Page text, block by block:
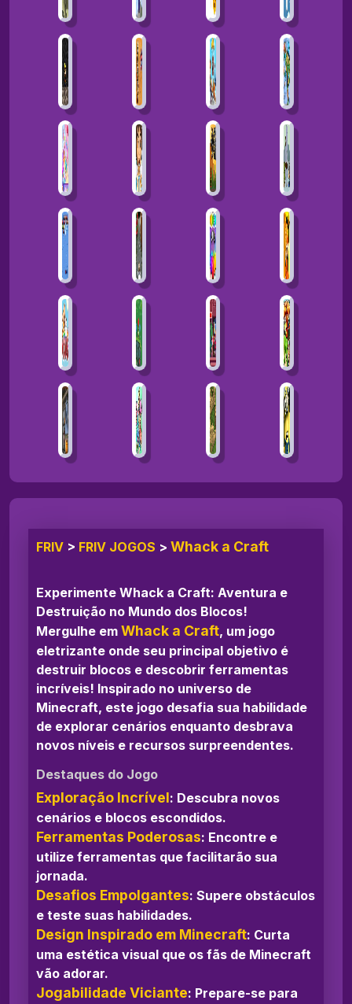
FRIV > FRIV JOGOS > Whack a Craft
Experimente Whack a Craft: Aventura e
Destruição no Mundo dos Blocos!
Mergulhe em Whack a Craft, um jogo
eletrizante onde seu principal objetivo é
destruir blocos e descobrir ferramentas
incríveis! Inspirado no universo de
Minecraft, este jogo desafia sua habilidade
de explorar cenários enquanto desbrava
novos níveis e recursos surpreendentes.
Destaques do Jogo
Exploração Incrível: Descubra novos
cenários e blocos escondidos.
Ferramentas Poderosas: Encontre e
utilize ferramentas que facilitarão sua
jornada.
Desafios Empolgantes: Supere obstáculos
e teste suas habilidades.
Design Inspirado em Minecraft: Curta
uma estética visual que os fãs de Minecraft
vão adorar.
Jogabilidade Viciante: Prepare-se para